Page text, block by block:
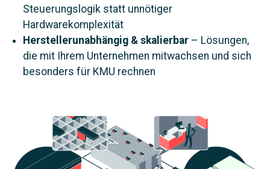
Steuerungslogik statt unnötiger
Hardwarekomplexität
Herstellerunabhängig & skalierbar– Lösungen,
die mit Ihrem Unternehmen mitwachsen und sich
besonders für KMU rechnen